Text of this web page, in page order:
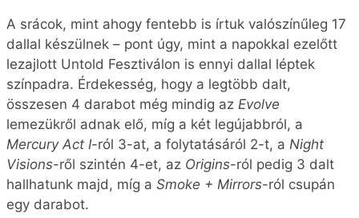
A srácok, mint ahogy fentebb is írtuk valószínűleg 17
dallal készülnek – pont úgy, mint a napokkal ezelőtt
lezajlott Untold Fesztiválon is ennyi dallal léptek
színpadra. Érdekesség, hogy a legtöbb dalt,
összesen 4 darabot még mindig az Evolve
lemezükről adnak elő, míg a két legújabbról, a
Mercury Act I-ról 3-at, a folytatásáról 2-t, a Night
Visions-ről szintén 4-et, az Origins-ról pedig 3 dalt
hallhatunk majd, míg a Smoke + Mirrors-ról csupán
egy darabot.